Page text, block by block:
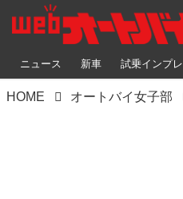
ニュース 新車 試乗インプレ
HOME オートバイ女子部